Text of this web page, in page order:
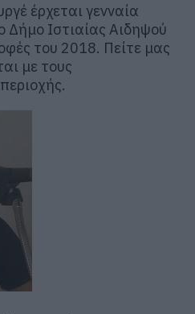
έρχεται γενναία
Δήμο Ιστιαίας Αιδηψού
του 2018. Πείτε μας
με τους